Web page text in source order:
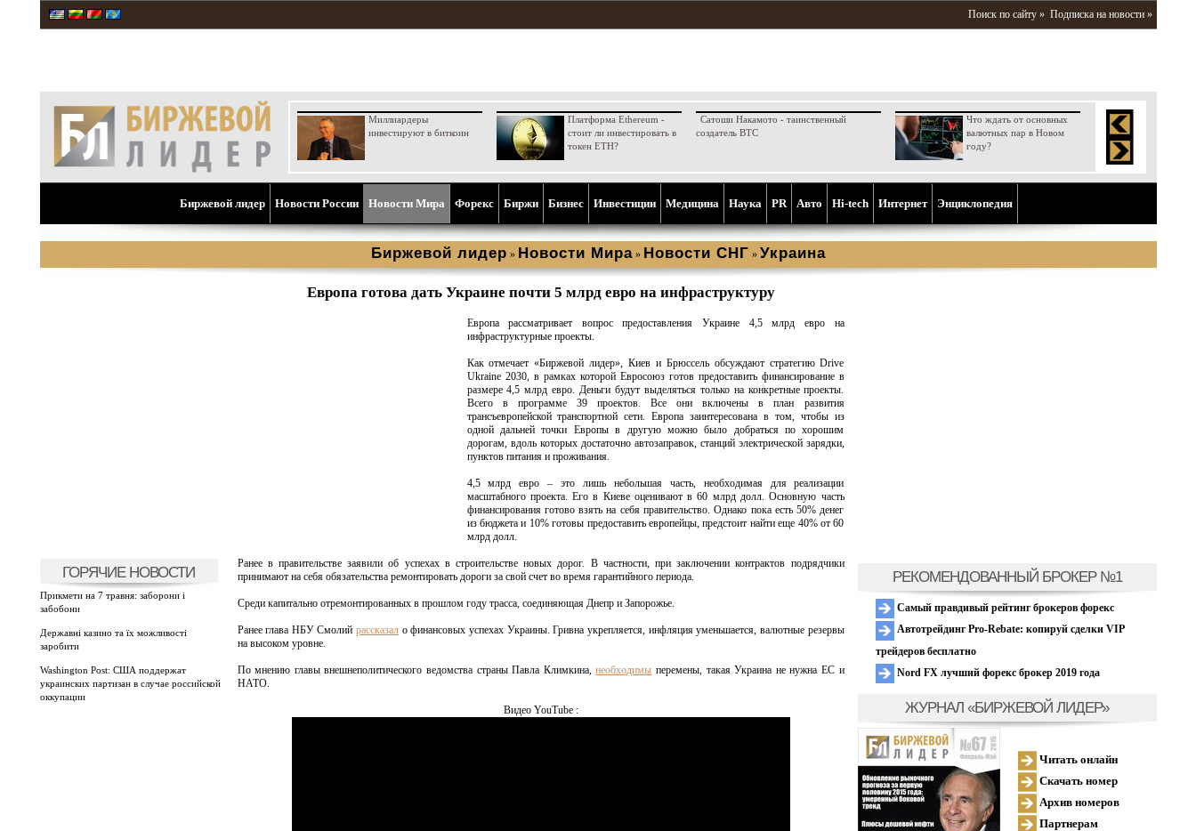
Поиск по сайту » Подписка на новости »
Миллиардеры
инвестируют в биткоин
Платформа Ethereum -
стоит ли инвестировать в
токен ETH?
Сатоши Накамото - таинственный
создатель BTC
Что ждать от основных
валютных пар в Новом
году?
Биржевой лидер Новости России Новости Мира Форекс Биржи Бизнес Инвестиции Медицина Наука PR Aвто Hi-tech Интернет Энциклопедия
Биржевой лидер » Новости Мира » Новости СНГ » Украина
ГОРЯЧИЕ НОВОСТИ
Прикмети на 7 травня: заборони і
забобони
Державні казино та їх можливості
заробити
Washington Post: США поддержат
украинских партизан в случае российской
оккупации
Европа готова дать Украине почти 5 млрд евро на инфраструктуру
Европа рассматривает вопрос предоставления Украине 4,5 млрд евро на
инфраструктурные проекты.
Как отмечает «Биржевой лидер», Киев и Брюссель обсуждают стратегию Drive
Ukraine 2030, в рамках которой Евросоюз готов предоставить финансирование в
размере 4,5 млрд евро. Деньги будут выделяться только на конкретные проекты.
Всего в программе 39 проектов. Все они включены в план развития
трансъевропейской транспортной сети. Европа заинтересована в том, чтобы из
одной дальней точки Европы в другую можно было добраться по хорошим
дорогам, вдоль которых достаточно автозаправок, станций электрической зарядки,
пунктов питания и проживания.
4,5 млрд евро – это лишь небольшая часть, необходимая для реализации
масштабного проекта. Его в Киеве оценивают в 60 млрд долл. Основную часть
финансирования готово взять на себя правительство. Однако пока есть 50% денег
из бюджета и 10% готовы предоставить европейцы, предстоит найти еще 40% от 60
млрд долл.
Ранее в правительстве заявили об успехах в строительстве новых дорог. В частности, при заключении контрактов подрядчики
принимают на себя обязательства ремонтировать дороги за свой счет во время гарантийного периода.
Среди капитально отремонтированных в прошлом году трасса, соединяющая Днепр и Запорожье.
Ранее глава НБУ Смолийрассказал о финансовых успехах Украины. Гривна укрепляется, инфляция уменьшается, валютные резервы
на высоком уровне.
По мнению главы внешнеполитического ведомства страны Павла Климкина,необходимы перемены, такая Украина не нужна ЕС и
НАТО.
Видео YouTube :
РЕКОМЕНДОВАННЫЙ БРОКЕР №1
Самый правдивый рейтинг брокеров форекс
Автотрейдинг Pro-Rebate: копируй сделки VIP
трейдеров бесплатно
Nord FX лучший форекс брокер 2019 года
ЖУРНАЛ «БИРЖЕВОЙ ЛИДЕР»
Читать онлайн
Скачать номер
Архив номеров
Партнерам